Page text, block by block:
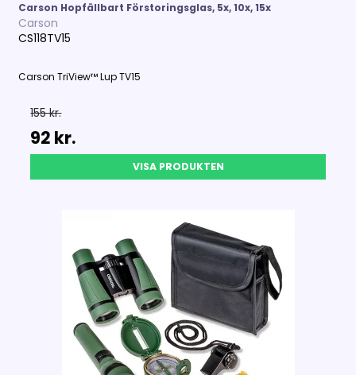
Carson Hopfällbart Förstoringsglas, 5x, 10x, 15x
Carson
CS118TV15
Carson TriView™ Lup TV15
155 kr.
92 kr.
VISA PRODUKTEN